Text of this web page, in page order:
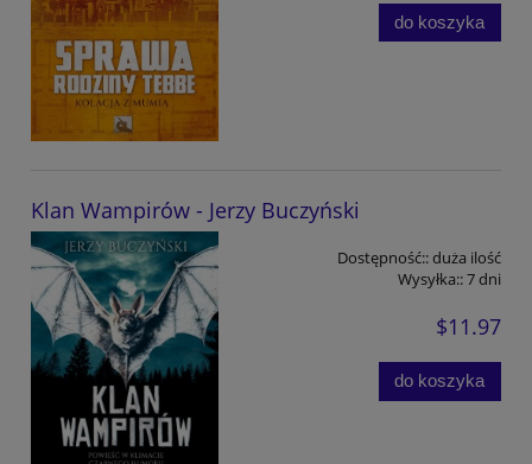
do koszyka
Klan Wampirów - Jerzy Buczyński
Dostępność::duża ilość
Wysyłka::7 dni
$11.97
do koszyka